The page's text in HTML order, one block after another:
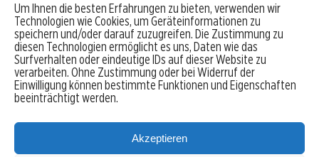
Um Ihnen die besten Erfahrungen zu bieten, verwenden wir
Technologien wie Cookies, um Geräteinformationen zu
speichern und/oder darauf zuzugreifen. Die Zustimmung zu
diesen Technologien ermöglicht es uns, Daten wie das
Surfverhalten oder eindeutige IDs auf dieser Website zu
verarbeiten. Ohne Zustimmung oder bei Widerruf der
Einwilligung können bestimmte Funktionen und Eigenschaften
beeinträchtigt werden.
Akzeptieren
Robo-Advisor vergleichen
Depotvergleich
Festgeld vergleichen
Tagesgeld vergleichen